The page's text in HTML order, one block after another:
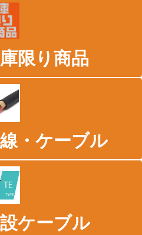
限り商品
・ケーブル
ケーブル